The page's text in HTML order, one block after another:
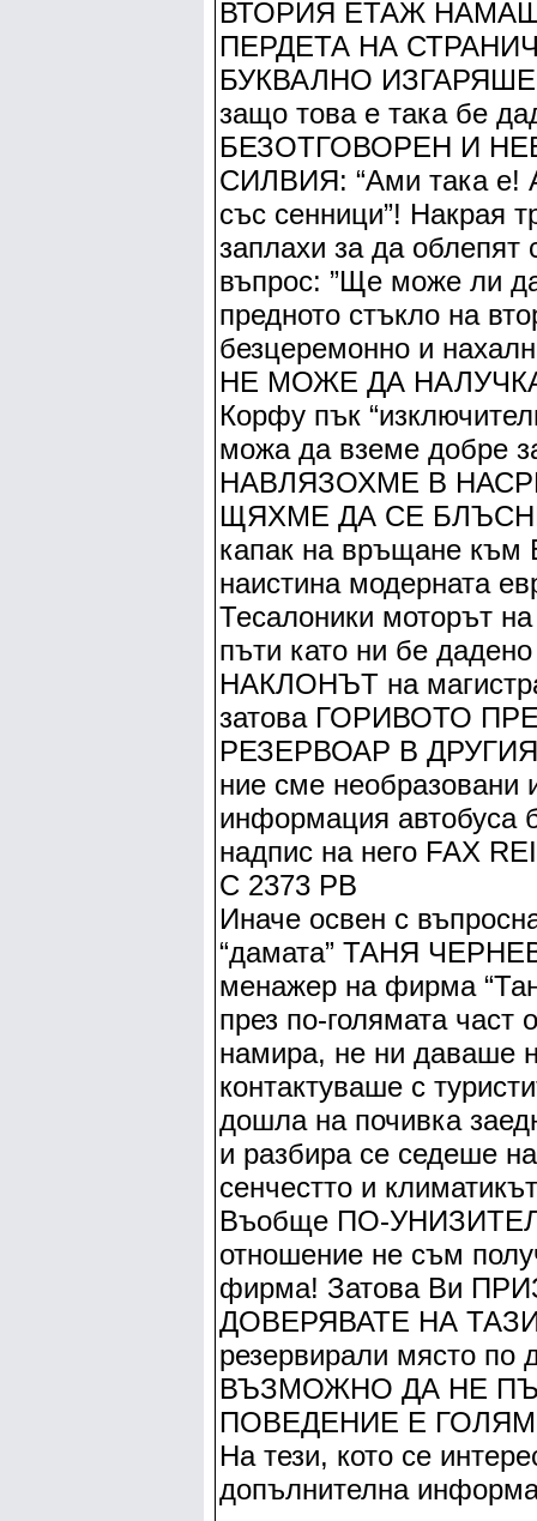
ВТОРИЯ ЕТАЖ
ПЕРДЕТА НА
БУКВАЛНО
защо това е така бе
БЕЗОТГОВОРЕН И
СИЛВИЯ: “Ами така е!
със сенници”! Накрая
заплахи за да
въпрос: ”Ще може ли
предното стъкло на
безцеремонно и
НЕ МОЖЕ ДА НАЛУЧКА
Корфу пък
можа да вземе добре
НАВЛЯЗОХМЕ В
ЩЯХМЕ ДА СЕ
капак на връщане към
наистина модерната
Тесалоники моторът
пъти като ни бе
НАКЛОНЪТ на
затова ГОРИВОТО
РЕЗЕРВОАР В ДРУГИЯ.
ние сме
информация
надпис на него FAX
С 2373 РВ
Иначе освен с
“дамата” ТАНЯ
менажер на фирма
през по-голямата част
намира, не ни даваше
контактуваше с
дошла на почивка
и разбира се седеше
сенчестто и
Въобще ПО-
отношение не съм
фирма! Затова Ви
ДОВЕРЯВАТЕ НА ТАЗИ
резервирали място
ВЪЗМОЖНО ДА НЕ
ПОВЕДЕНИЕ Е
На тези, кото се
допълнителна